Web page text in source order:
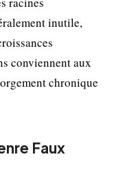
inutile,
conviennent aux
chronique
Faux